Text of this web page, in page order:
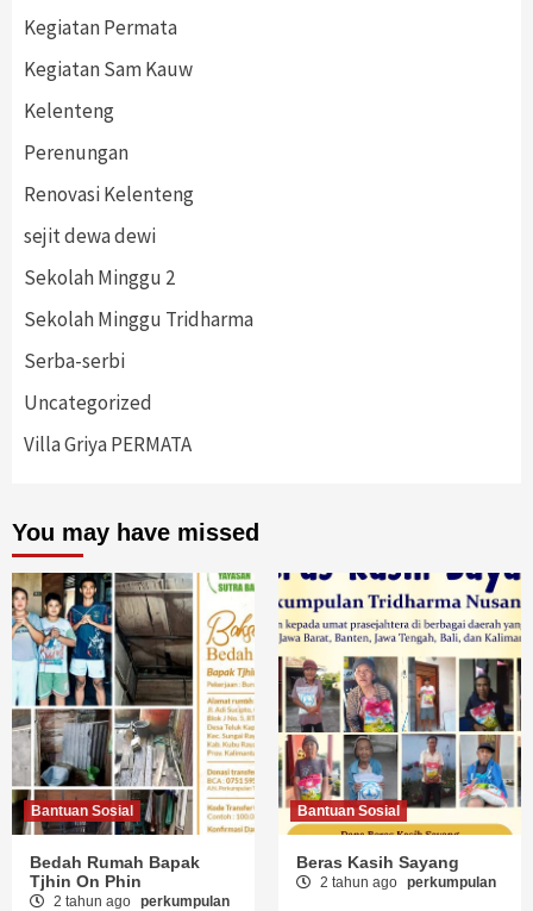
Kegiatan Permata
Kegiatan Sam Kauw
Kelenteng
Perenungan
Renovasi Kelenteng
sejit dewa dewi
Sekolah Minggu 2
Sekolah Minggu Tridharma
Serba-serbi
Uncategorized
Villa Griya PERMATA
You may have missed
Bantuan Sosial
Bedah Rumah Bapak
Tjhin On Phin
2 tahun ago perkumpulan
Bantuan Sosial
Beras Kasih Sayang
2 tahun ago perkumpulan